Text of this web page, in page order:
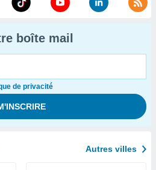
boîte mail
de privacité
Autres villes